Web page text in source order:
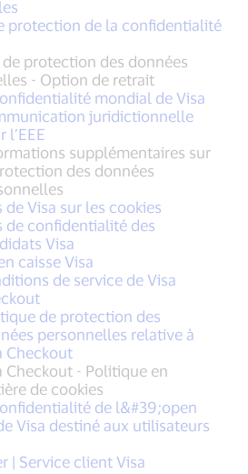
protection de la confidentialité
protection des données
- Option de retrait
mondial de Visa
juridictionnelle
l’EEE
supplémentaires sur
des données
de Visa sur les cookies
de confidentialité des
Visa
caisse Visa
de service de Visa
de protection des
personnelles relative à
Checkout
Checkout - Politique en
de cookies
de l&#39;open
Visa destiné aux utilisateurs
| Service client Visa